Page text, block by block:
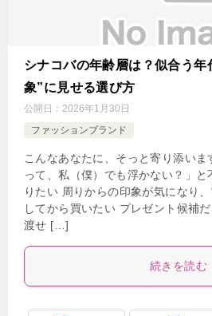
シナコバの年齢層は？似合う年
象”に見せる選び方
公開日： 2026年1月30日
ファッションブランド
こんなあなたに、そっと寄り添い
って、私（僕）でも浮かない？」
りたい 周りからの印象が気になり
してから買いたい プレゼント候補
渡せ […]
続きを読む